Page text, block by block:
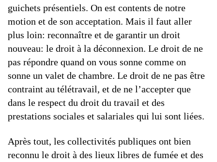
guichets présentiels. On est contents de notre
motion et de son acceptation. Mais il faut aller
plus loin: reconnaître et de garantir un droit
nouveau: le droit à la déconnexion. Le droit de ne
pas répondre quand on vous sonne comme on
sonne un valet de chambre. Le droit de ne pas être
contraint au télétravail, et de ne l’accepter que
dans le respect du droit du travail et des
prestations sociales et salariales qui lui sont liées.
Après tout, les collectivités publiques ont bien
reconnu le droit à des lieux libres de fumée et des